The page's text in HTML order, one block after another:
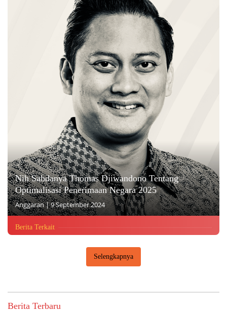
Nih Sabdanya Thomas Djiwandono Tentang
Optimalisasi Penerimaan Negara 2025
Anggaran|9 September 2024
Berita Terkait
Selengkapnya
Berita Terbaru